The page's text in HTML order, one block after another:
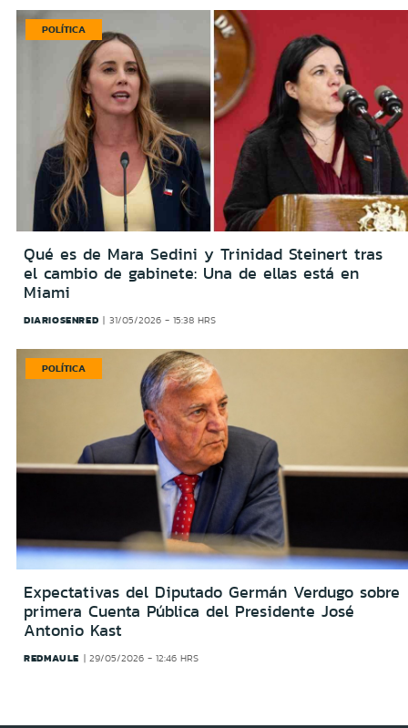
POLÍTICA
Qué es de Mara Sedini y Trinidad Steinert tras
el cambio de gabinete: Una de ellas está en
Miami
DIARIOSENRED 31/05/2026 - 15:38 HRS
POLÍTICA
Expectativas del Diputado Germán Verdugo sobre
primera Cuenta Pública del Presidente José
Antonio Kast
REDMAULE 29/05/2026 - 12:46 HRS